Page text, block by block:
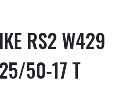
RS2 W429
50-17 T